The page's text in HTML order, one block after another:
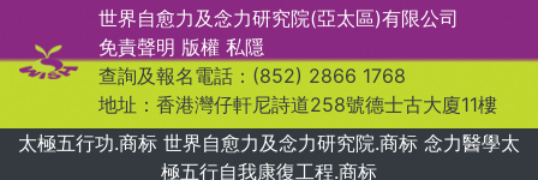
世界自愈力及念力研究院(亞太區)有限公司
免責聲明 版權 私隱
查詢及報名電話：(852) 2866 1768
地址：香港灣仔軒尼詩道258號德士古大廈11樓
太極五行功.商标 世界自愈力及念力研究院.商标 念力醫學太
極五行自我康復工程.商标